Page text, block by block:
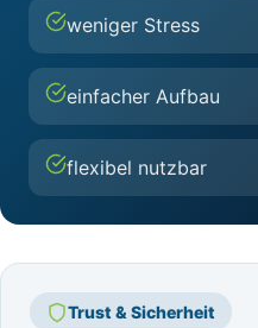
weniger Stress
einfacher Aufbau
flexibel nutzbar
Trust & Sicherheit